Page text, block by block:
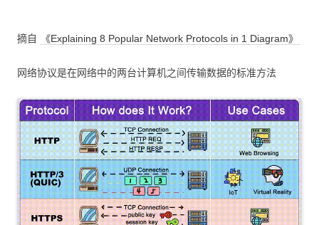
摘自 《Explaining 8 Popular Network Protocols in 1 Diagram》
网络协议是在网络中的两台计算机之间传输数据的标准方法